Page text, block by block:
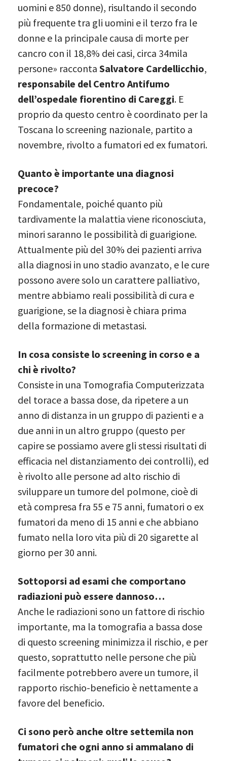
uomini e 850 donne), risultando il secondo
più frequente tra gli uomini e il terzo fra le
donne e la principale causa di morte per
cancro con il 18,8% dei casi, circa 34mila
persone» racconta Salvatore Cardellicchio,
responsabile del Centro Antifumo
dell’ospedale fiorentino di Careggi. E
proprio da questo centro è coordinato per la
Toscana lo screening nazionale, partito a
novembre, rivolto a fumatori ed ex fumatori.
Quanto è importante una diagnosi
precoce?
Fondamentale, poiché quanto più
tardivamente la malattia viene riconosciuta,
minori saranno le possibilità di guarigione.
Attualmente più del 30% dei pazienti arriva
alla diagnosi in uno stadio avanzato, e le cure
possono avere solo un carattere palliativo,
mentre abbiamo reali possibilità di cura e
guarigione, se la diagnosi è chiara prima
della formazione di metastasi.
In cosa consiste lo screening in corso e a
chi è rivolto?
Consiste in una Tomografia Computerizzata
del torace a bassa dose, da ripetere a un
anno di distanza in un gruppo di pazienti e a
due anni in un altro gruppo (questo per
capire se possiamo avere gli stessi risultati di
efficacia nel distanziamento dei controlli), ed
è rivolto alle persone ad alto rischio di
sviluppare un tumore del polmone, cioè di
età compresa fra 55 e 75 anni, fumatori o ex
fumatori da meno di 15 anni e che abbiano
fumato nella loro vita più di 20 sigarette al
giorno per 30 anni.
Sottoporsi ad esami che comportano
radiazioni può essere dannoso…
Anche le radiazioni sono un fattore di rischio
importante, ma la tomografia a bassa dose
di questo screening minimizza il rischio, e per
questo, soprattutto nelle persone che più
facilmente potrebbero avere un tumore, il
rapporto rischio-beneficio è nettamente a
favore del beneficio.
Ci sono però anche oltre settemila non
fumatori che ogni anno si ammalano di